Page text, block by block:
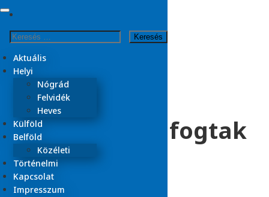
Skip
content
Keresés:
Aktuális
Helyi
Nógrád
Felvidék
Heves
Külföld
Belföld
Közéleti
Történelmi
Kapcsolat
Impresszum
Kezdőlap
2026
március
4
Sorozatos
tárolófeltörőt fogtak
el a rendőrök
Gyöngyösön